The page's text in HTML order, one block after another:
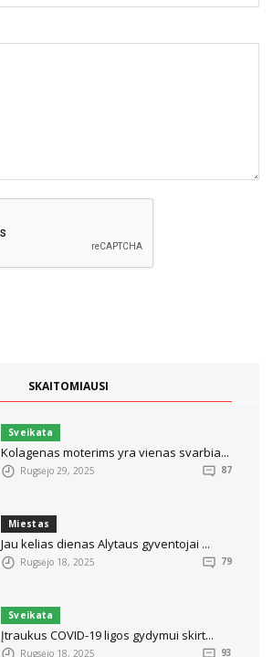
SKAITOMIAUSI
Sveikata
Kolagenas moterims yra vienas svarbia...
Rugsėjo 29, 2025 87
Miestas
Jau kelias dienas Alytaus gyventojai ...
Rugsėjo 18, 2025 79
Sveikata
Įtraukus COVID-19 ligos gydymui skirt...
Rugsėjo 18, 2025 93